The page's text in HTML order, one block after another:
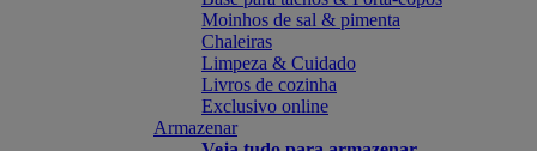
Moinhos de sal & pimenta
Chaleiras
Limpeza & Cuidado
Livros de cozinha
Exclusivo online
Armazenar